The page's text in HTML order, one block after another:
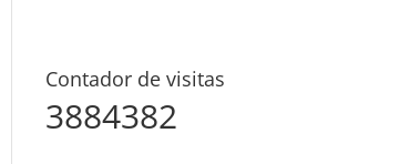
Contador de visitas
3884382